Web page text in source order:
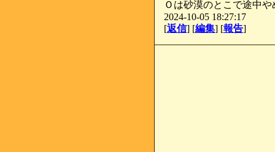
Ｏは砂漠のとこで途中
2024-10-05 18:27:17
[返信] [編集] [報告]